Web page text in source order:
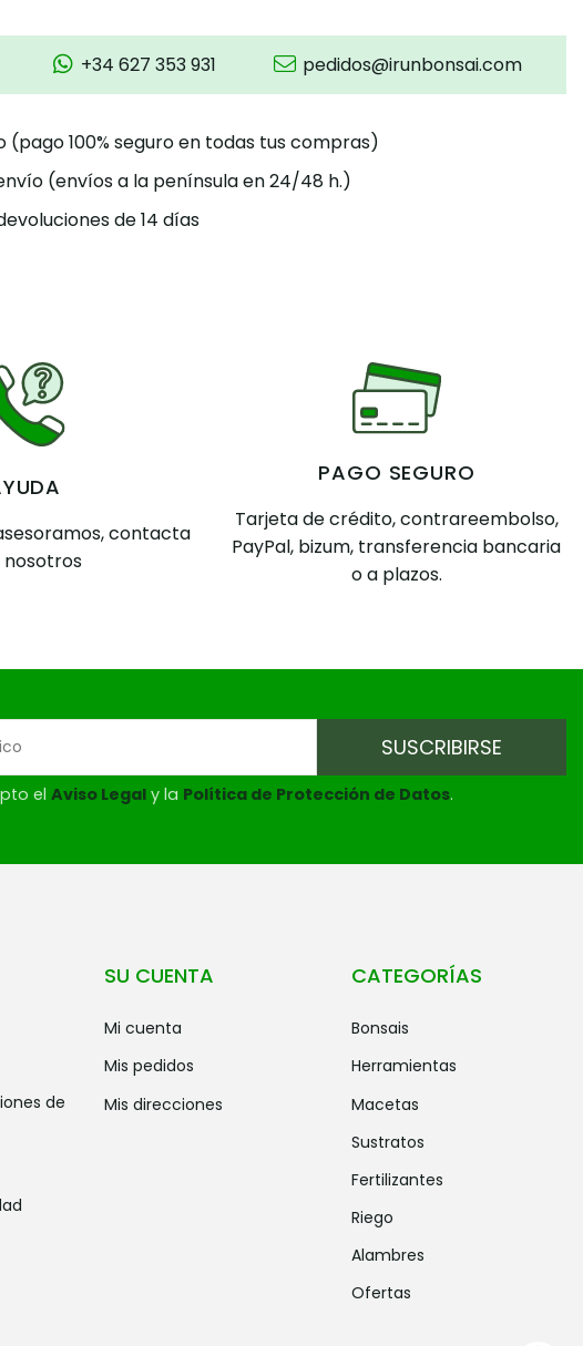
+34 627 353 931 pedidos@irunbonsai.com
(pago 100% seguro en todas tus compras)
(envíos a la península en 24/48 h.)
de 14 días
contacta
PAGO SEGURO
Tarjeta de crédito, contrareembolso,
PayPal, bizum, transferencia bancaria
o a plazos.
el Aviso Legal y la Política de Protección de Datos.
SU CUENTA
mi cuenta
mis pedidos
mis direcciones
CATEGORÍAS
bonsais
herramientas
macetas
sustratos
fertilizantes
riego
alambres
ofertas